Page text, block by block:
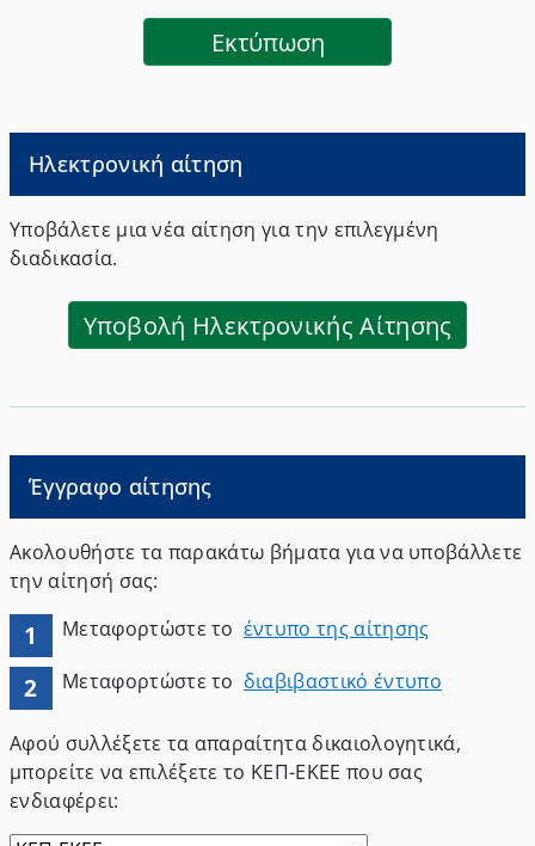
διάστημα των τελευταίων δέκα ετών που
προηγούνται της παροχής υπηρεσιών στην
Ελλάδα.
Eκτύπωση
Ηλεκτρονική αίτηση
Υποβάλετε μια νέα αίτηση για την επιλεγμένη
διαδικασία.
Υποβολή Ηλεκτρονικής Αίτησης
Έγγραφο αίτησης
Ακολουθήστε τα παρακάτω βήματα για να υποβάλλετε
την αίτησή σας:
1 Μεταφορτώστε το έντυπο της αίτησης
2 Μεταφορτώστε το διαβιβαστικό έντυπο
Αφού συλλέξετε τα απαραίτητα δικαιολογητικά,
μπορείτε να επιλέξετε το ΚΕΠ-ΕΚΕΕ που σας
ενδιαφέρει: